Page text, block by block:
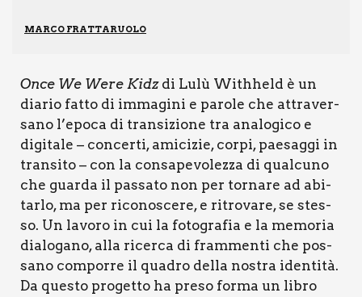
MARCO FRATTARUOLO
Once We Were Kidzdi Lulù With­held è un
dia­rio fat­to di imma­gi­ni e paro­le che attra­ver­
sa­no l’epoca di tran­si­zio­ne tra ana­lo­gi­co e
digi­ta­le – con­cer­ti, ami­ci­zie, cor­pi, pae­sag­gi in
tran­si­to – con la con­sa­pe­vo­lez­za di qual­cu­no
che guar­da il pas­sa­to non per tor­na­re ad abi­
tar­lo, ma per rico­no­sce­re, e ritro­va­re, se stes­
so. Un lavo­ro in cui la foto­gra­fia e la memo­ria
dia­lo­ga­no, alla ricer­ca di fram­men­ti che pos­
sa­no com­por­re il qua­dro del­la nostra iden­ti­tà.
Da que­sto pro­get­to ha pre­so for­ma un libro